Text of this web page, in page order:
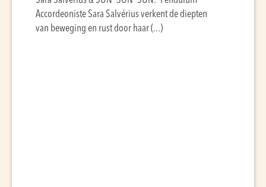
Accordeoniste Sara Salvérius verkent de diepten
van beweging en rust door haar (...)